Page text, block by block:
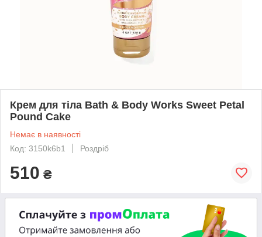
Крем для тіла Bath & Body Works Sweet Petal
Pound Cake
Немає в наявності
Код: 3150k6b1
Роздріб
510 ₴